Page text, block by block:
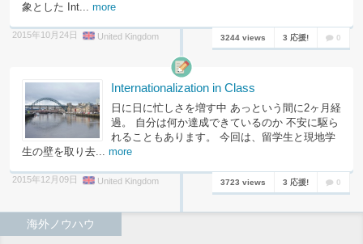
象とした Int... more
2015年10月24日 United Kingdom 3244 views 3 応援! 0
Internationalization in Class
日に日に忙しさを増す中 あっという間に2ヶ月経
過。 自分は何か達成できているのか 不安に駆ら
れることもあります。 今回は、留学生と現地学
生の壁を取り去... more
2015年12月09日 United Kingdom 3723 views 3 応援! 0
海外ノウハウ